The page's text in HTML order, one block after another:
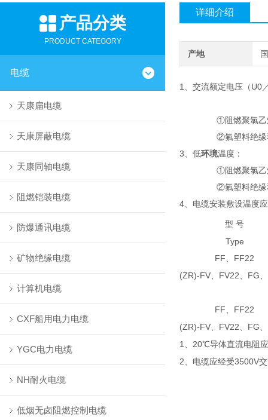
产品分类
PRODUCT CATEGORY
电缆
天康扁电缆
天康屏蔽电缆
天康同轴电缆
阻燃铠装电缆
防爆通讯电缆
矿物绝缘电缆
计算机电缆
CXF船用电力电缆
YGC电力电缆
NH耐火电缆
低烟无卤阻燃控制电缆
详细介绍
产地
1、交流额定电压（U0
①阻燃聚氯乙烯绝
②氟塑料绝缘和护
3、低环境温度：
①阻燃聚氯乙烯绝
②氟塑料绝缘和护
4、电缆安装敷设温度
型 号
Type
FF、 FF22
(ZR)-FV、 FV22、 FG、
FF、 FF22
(ZR)-FV、 FV22、 FG、
1 、 20℃导体直流电阻
2、电缆应经受3500V